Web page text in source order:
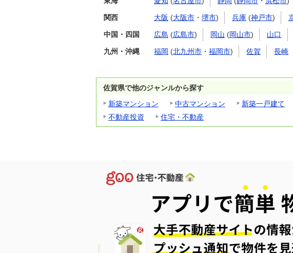
関西 大阪 (大阪市 ・ 堺市) 兵庫 (神戸市)
中国・四国 広島 (広島市) 岡山 (岡山市) 山口
九州・沖縄 福岡 (北九州市 ・ 福岡市) 佐賀 長崎
佐賀県で他のジャンルから探す
新築マンション
中古マンション 新築一戸建て
不動産投資
住宅・不動産